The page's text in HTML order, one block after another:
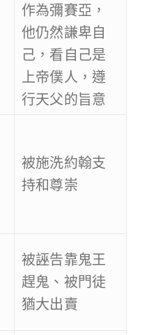
作為彌賽亞，
他仍然謙卑自
己，看自己是
上帝僕人，遵
行天父的旨意
被施洗約翰支
持和尊崇
被誣告靠鬼王
趕鬼、被門徒
猶大出賣